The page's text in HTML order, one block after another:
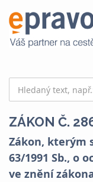
ZÁKON Č.
Zákon, kterým
63/1991 Sb., o
ve znění